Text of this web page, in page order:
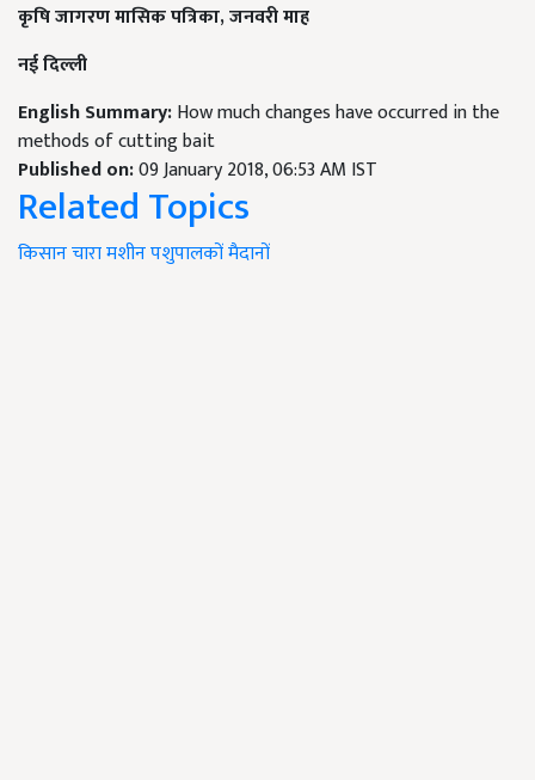
कृषि जागरण मासिक पत्रिका, जनवरी माह
नई दिल्ली
English Summary:How much changes have occurred in the
methods of cutting bait
Published on:09 January 2018, 06:53 AM IST
Related Topics
किसानचारामशीनपशुपालकोंमैदानों